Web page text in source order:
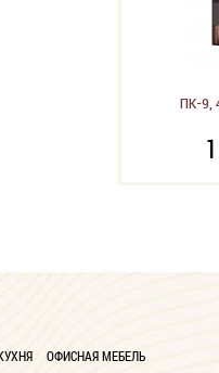
ПК-9,
ОФИСНАЯ МЕБЕЛЬ